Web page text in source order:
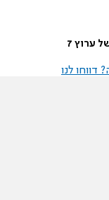
ערוץ 7
דווחו לנו